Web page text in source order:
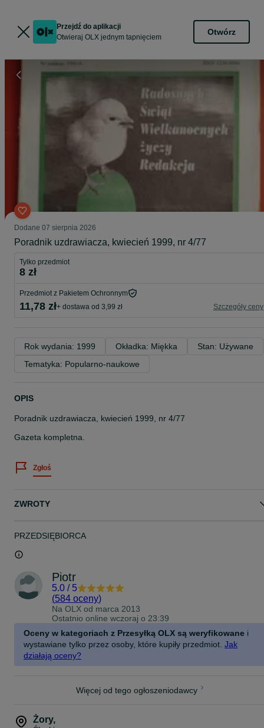
Przejdź do aplikacji
Otwieraj OLX jednym tapnięciem
Otwórz
Dodane 07 sierpnia 2026
Poradnik uzdrawiacza, kwiecień 1999, nr 4/77
Tylko przedmiot
8 zł
Przedmiot z Pakietem Ochronnym
11,78 zł+ dostawa od 3,99 zł Szczegóły ceny
Rok wydania: 1999 Okładka: Miękka
Stan: Używane
Tematyka: Popularno-naukowe
OPIS
Poradnik uzdrawiacza, kwiecień 1999, nr 4/77
Gazeta kompletna.
Zgłoś
ZWROTY
PRZEDSIĘBIORCA
Piotr
5.0 / 5
(584 oceny)
Na OLX od marca 2013
Ostatnio online wczoraj o 23:39
Oceny w kategoriach z Przesyłką OLX są weryfikowane i
wystawiane tylko przez osoby, które kupiły przedmiot. Jak
działają oceny?
Więcej od tego ogłoszeniodawcy
Żory,